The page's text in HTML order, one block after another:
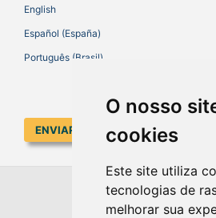
O nosso
cookies
Este site utiliza
tecnologias de
melhorar sua
English
Español (España)
Português (Brasil)
ENVIAR SUBMISSÃO
EDUCAR EM